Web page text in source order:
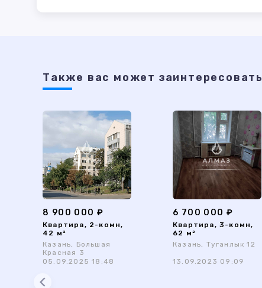
Также ваc может заинтересовать
8 900 000 ₽
Квартира, 2-комн,
42 м²
Казань, Большая
Красная 3
05.09.2025 18:48
6 700 000 ₽
Квартира, 3-комн,
62 м²
Казань, Туганлык 12
13.09.2023 09:09